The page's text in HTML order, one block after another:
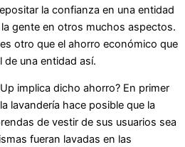
la confianza en una entidad
gente en otros muchos aspectos.
otro que el ahorro económico que
de una entidad así.
implica dicho ahorro? En primer
lavandería hace posible que la
de vestir de sus usuarios sea
fueran lavadas en las